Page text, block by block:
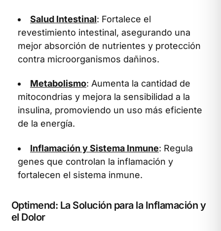
Salud Intestinal: Fortalece el
revestimiento intestinal, asegurando una
mejor absorción de nutrientes y protección
contra microorganismos dañinos.
Metabolismo: Aumenta la cantidad de
mitocondrias y mejora la sensibilidad a la
insulina, promoviendo un uso más eficiente
de la energía.
Inflamación y Sistema Inmune: Regula
genes que controlan la inflamación y
fortalecen el sistema inmune.
Optimend: La Solución para la Inflamación y
el Dolor